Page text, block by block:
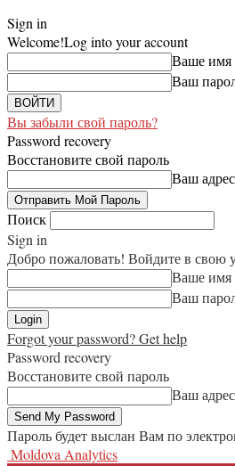
Sign in
Welcome!Log into your account
Ваше имя
Ваш
Вы забыли свой пароль?
Password recovery
Восстановите свой пароль
Ваш
Поиск
Sign in
Добро пожаловать! Войдите в свою
Ваше имя
Ваш
Forgot your password? Get help
Password recovery
Восстановите свой пароль
Ваш
Пароль будет выслан Вам по
Moldova Analytics